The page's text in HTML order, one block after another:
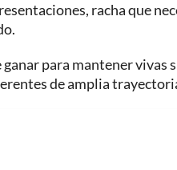
racha que
para mantener vivas
de amplia